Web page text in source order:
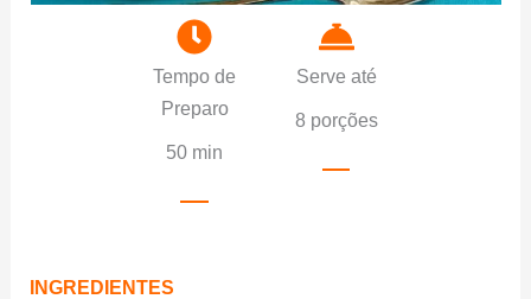
Tempo de
Preparo
50 min
Serve até
8 porções
INGREDIENTES